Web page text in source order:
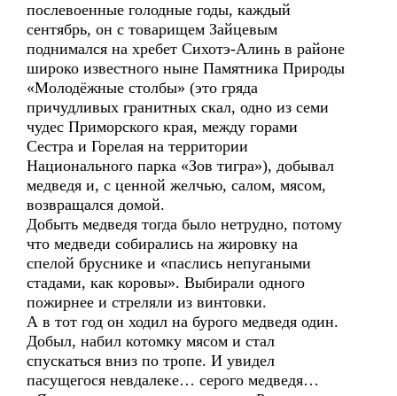
послевоенные голодные годы, каждый
сентябрь, он с товарищем Зайцевым
поднимался на хребет Сихотэ-Алинь в районе
широко известного ныне Памятника Природы
«Молодёжные столбы» (это гряда
причудливых гранитных скал, одно из семи
чудес Приморского края, между горами
Сестра и Горелая на территории
Национального парка «Зов тигра»), добывал
медведя и, с ценной желчью, салом, мясом,
возвращался домой.
Добыть медведя тогда было нетрудно, потому
что медведи собирались на жировку на
спелой бруснике и «паслись непугаными
стадами, как коровы». Выбирали одного
пожирнее и стреляли из винтовки.
А в тот год он ходил на бурого медведя один.
Добыл, набил котомку мясом и стал
спускаться вниз по тропе. И увидел
пасущегося невдалеке… серого медведя…